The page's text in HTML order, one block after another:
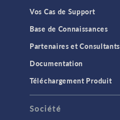
Vos Cas de Support
Base de Connaissances
Partenaires et Consultants
Documentation
Téléchargement Produit
Société